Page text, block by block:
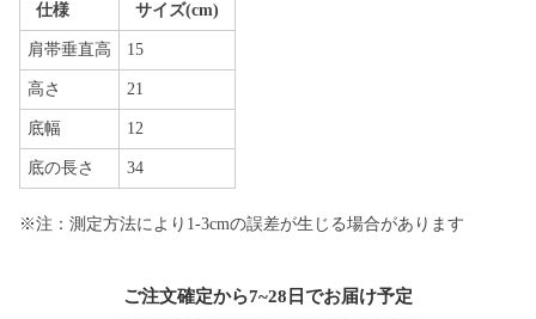
仕様 サイズ(cm)
肩帯垂直高 15
高さ 21
底幅 12
底の長さ 34
※注：測定方法により1-3cmの誤差が生じる場合があります
ご注文確定から7~28日でお届け予定